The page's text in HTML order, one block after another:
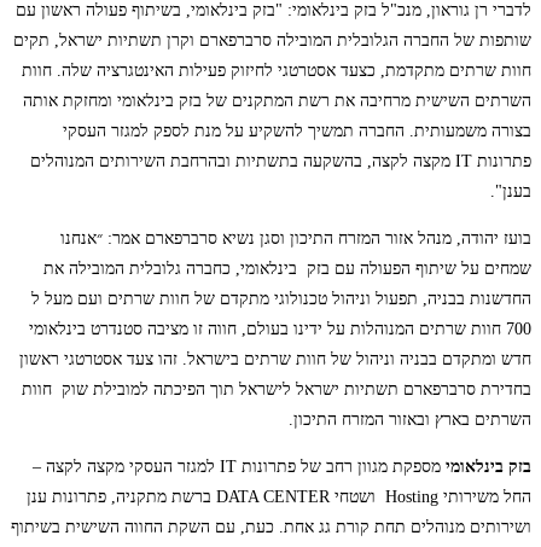
לדברי רן גוראון, מנכ"ל בזק בינלאומי: "בזק בינלאומי, בשיתוף פעולה ראשון עם
שותפות של החברה הגלובלית המובילה סרברפארם וקרן תשתיות ישראל, תקים
חוות שרתים מתקדמת, כצעד אסטרטגי לחיזוק פעילות האינטגרציה שלה. חוות
השרתים השישית מרחיבה את רשת המתקנים של בזק בינלאומי ומחזקת אותה
בצורה משמעותית. החברה תמשיך להשקיע על מנת לספק למגזר העסקי
פתרונות IT מקצה לקצה, בהשקעה בתשתיות ובהרחבת השירותים המנוהלים
בענן".
בועז יהודה, מנהל אזור המזרח התיכון וסגן נשיא סרברפארם אמר: ״אנחנו
שמחים על שיתוף הפעולה עם בזק בינלאומי, כחברה גלובלית המובילה את
החדשנות בבניה, תפעול וניהול טכנולוגי מתקדם של חוות שרתים ועם מעל ל
700 חוות שרתים המנוהלות על ידינו בעולם, חווה זו מציבה סטנדרט בינלאומי
חדש ומתקדם בבניה וניהול של חוות שרתים בישראל. זהו צעד אסטרטגי ראשון
בחדירת סרברפארם תשתיות ישראל לישראל תוך הפיכתה למובילת שוק חוות
השרתים בארץ ובאזור המזרח התיכון.
בזק בינלאומי
מספקת מגוון רחב של פתרונות IT למגזר העסקי מקצה לקצה –
החל משירותי Hosting ושטחי DATA CENTER ברשת מתקניה, פתרונות ענן
ושירותים מנוהלים תחת קורת גג אחת. כעת, עם השקת החווה השישית בשיתוף